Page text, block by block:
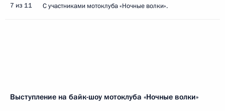
7 из 11 С участниками мотоклуба «Ночные волки».
Выступление на байк-шоу мотоклуба «Ночные волки»